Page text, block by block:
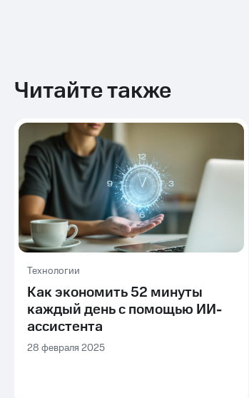
Читайте также
Технологии
Как экономить 52 минуты
каждый день с помощью ИИ-
ассистента
28 февраля 2025